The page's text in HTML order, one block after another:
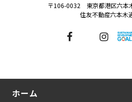
〒106-0032 東京都港区六本
住友不動産六本木
ホーム